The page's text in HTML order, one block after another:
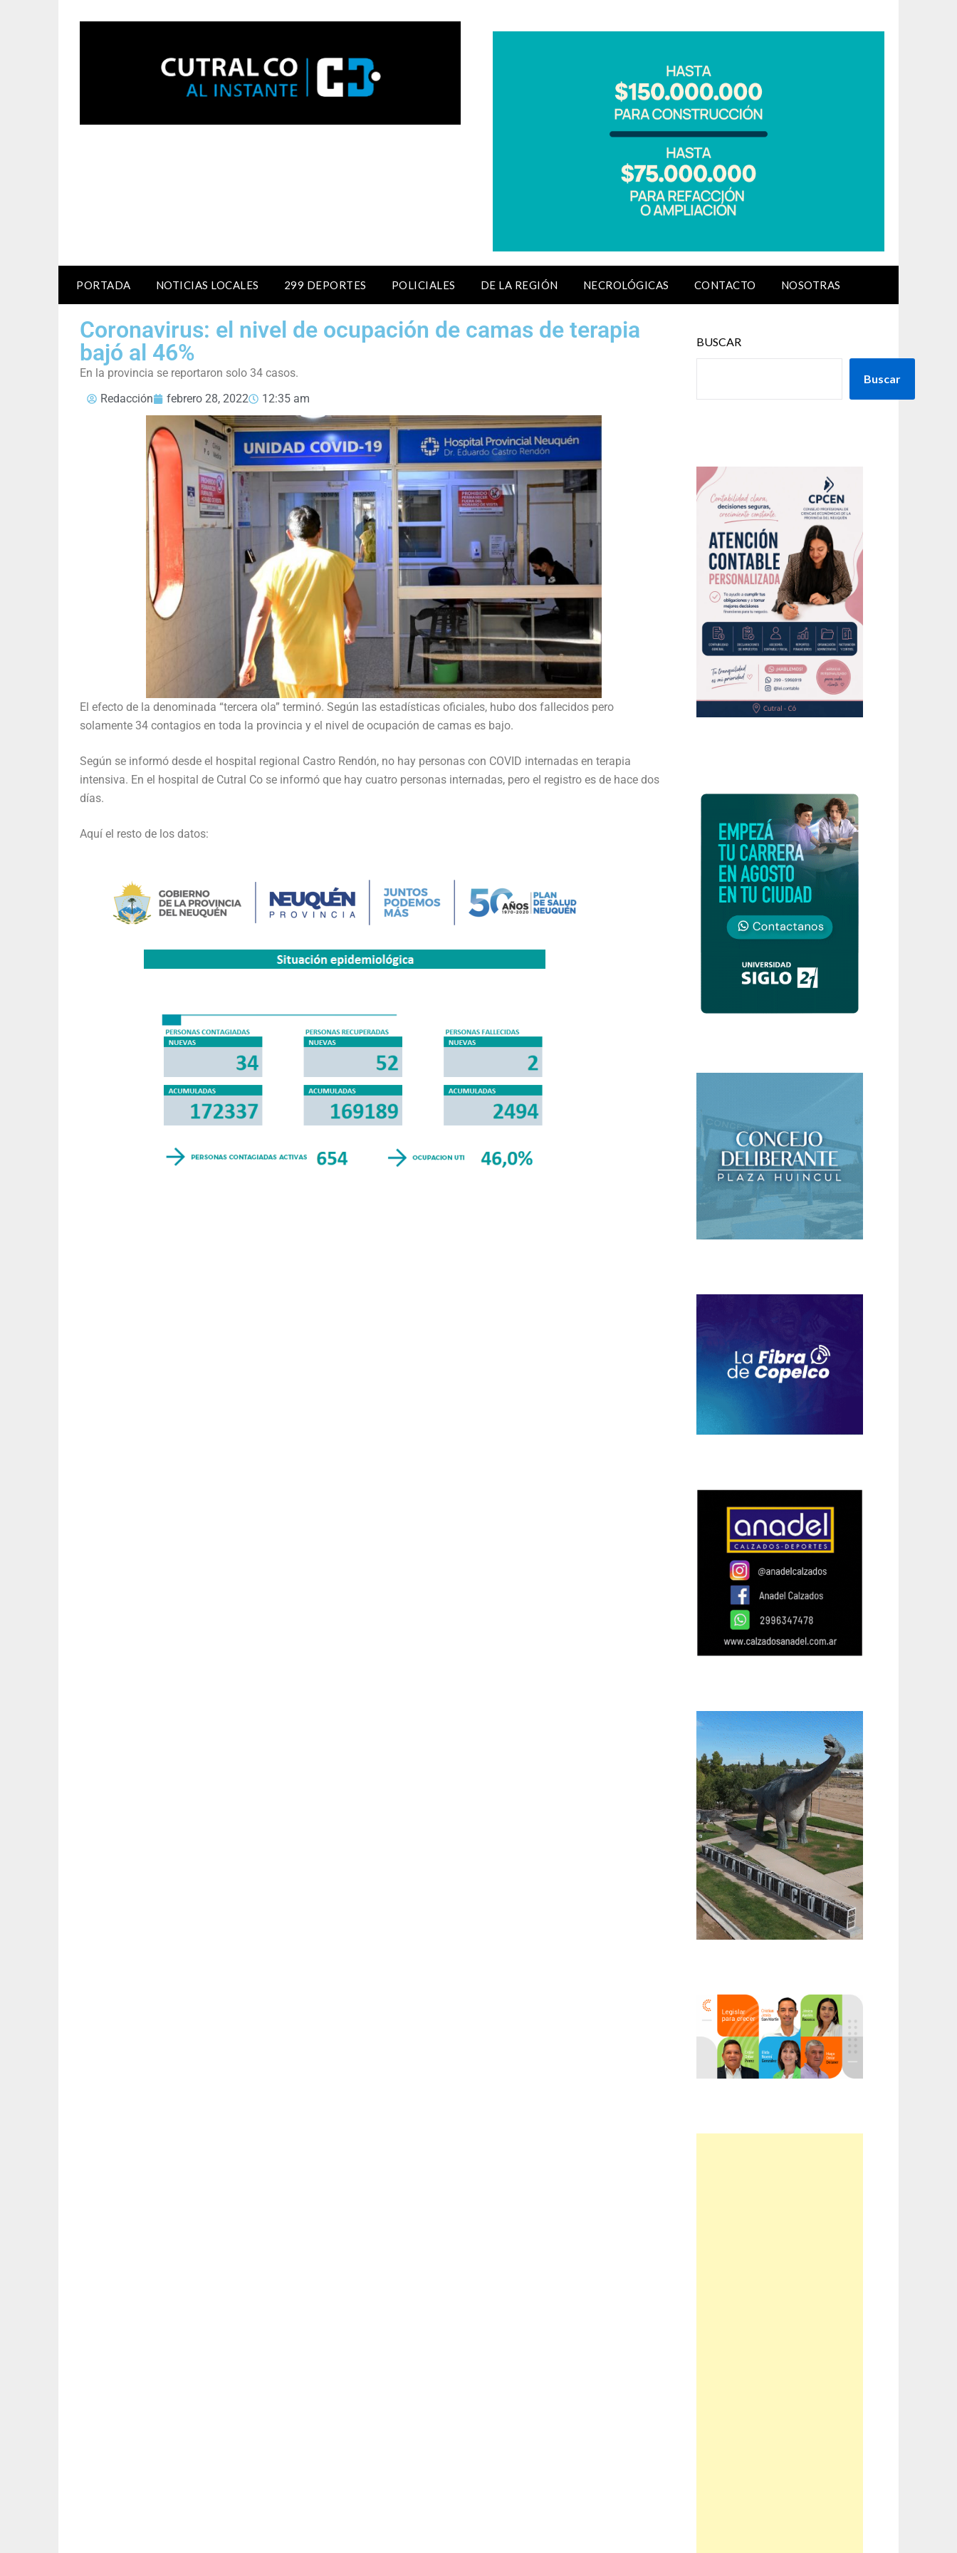
PORTADA NOTICIAS LOCALES 299 DEPORTES POLICIALES DE LA REGIÓN NECROLÓGICAS CONTACTO NOSOTRAS
Coronavirus: el nivel de ocupación de camas de terapia
bajó al 46%
En la provincia se reportaron solo 34 casos.
Redacción
febrero 28, 2022 12:35 am
El efecto de la denominada “tercera ola” terminó. Según las estadísticas oficiales, hubo dos fallecidos pero
solamente 34 contagios en toda la provincia y el nivel de ocupación de camas es bajo.
Según se informó desde el hospital regional Castro Rendón, no hay personas con COVID internadas en terapia
intensiva. En el hospital de Cutral Co se informó que hay cuatro personas internadas, pero el registro es de hace dos
días.
Aquí el resto de los datos:
BUSCAR
Buscar